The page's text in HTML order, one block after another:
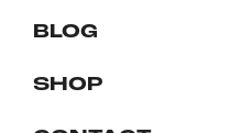
BLOG
SHOP